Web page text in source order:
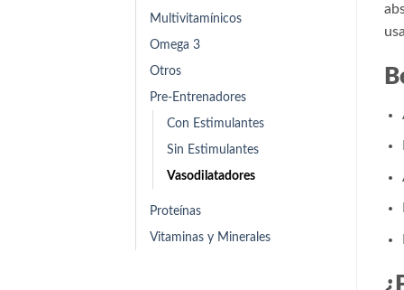
Multivitamínicos
Omega 3
Otros
Pre-Entrenadores
Con Estimulantes
Sin Estimulantes
Vasodilatadores
Proteínas
Vitaminas y Minerales